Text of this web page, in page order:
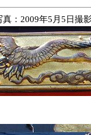
：2009年5月5日撮